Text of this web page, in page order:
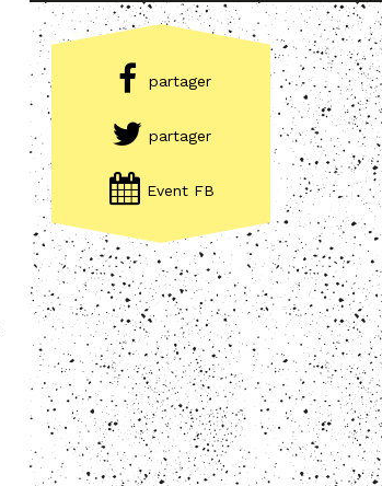
partager
partager
Event FB